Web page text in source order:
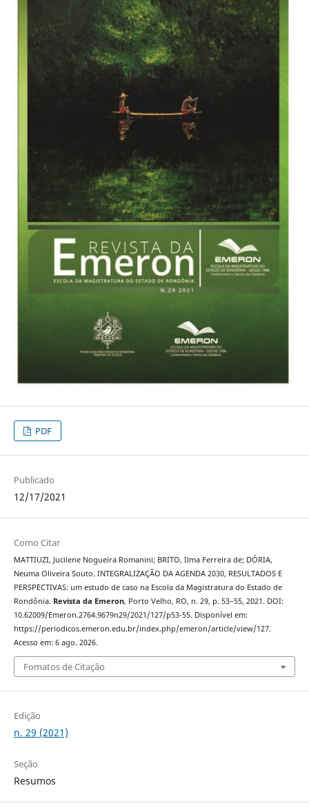
PDF
Publicado
12/17/2021
Como Citar
MATTIUZI, Jucilene Nogueira Romanini; BRITO, Ilma Ferreira de; DÓRIA,
Neuma Oliveira Souto. INTEGRALIZAÇÃO DA AGENDA 2030, RESULTADOS E
PERSPECTIVAS: um estudo de caso na Escola da Magistratura do Estado de
Rondônia. Revista da Emeron, Porto Velho, RO, n. 29, p. 53–55, 2021. DOI:
10.62009/Emeron.2764.9679n29/2021/127/p53-55. Disponível em:
https://periodicos.emeron.edu.br/index.php/emeron/article/view/127.
Acesso em: 6 ago. 2026.
Fomatos de Citação
Edição
n. 29 (2021)
Seção
Resumos